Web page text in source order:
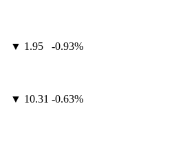
▼ 1.95 -0.93%
▼ 10.31 -0.63%